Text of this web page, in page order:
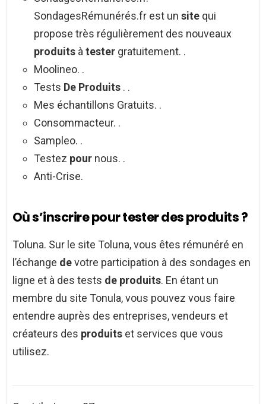
SondagesRémunérés.fr est un site qui
propose très régulièrement des nouveaux
produits à tester gratuitement. .
Moolineo. .
Tests De Produits . .
Mes échantillons Gratuits. .
Consommacteur. .
Sampleo. .
Testez pour nous. .
Anti-Crise.
Où s’inscrire pour tester des produits ?
Toluna. Sur le site Toluna, vous êtes rémunéré en
l’échange devotre participation à des sondages en
ligne et à des tests de produits. En étant un
membre du site Tonula, vous pouvez vous faire
entendre auprès des entreprises, vendeurs et
créateurs des produits et services que vous
utilisez.